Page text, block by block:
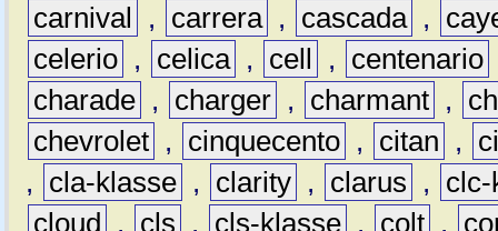
carnival
, carrera , cascada ,
celerio , celica , cell , centenario
charade , charger , charmant ,
chevrolet , cinquecento , citan ,
,
cla-klasse , clarity , clarus ,
clc-
cloud
, cls , cls-klasse , colt ,